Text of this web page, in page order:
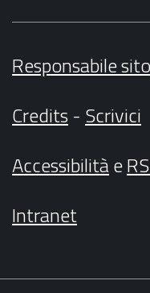
Responsabile sito
Credits- Scrivici
Accessibilitàe
Intranet